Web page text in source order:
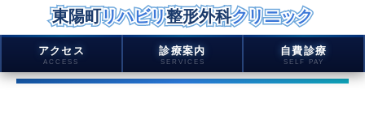
東陽町リハビリ整形外科クリニック
東陽町リハビリ整形外科クリニック
東陽町リハビリ整形外科クリニック
アクセス
ACCESS
診療案内
SERVICES
自費診療
SELF PAY